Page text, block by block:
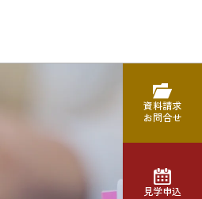
資料請求
お問合せ
見学申込